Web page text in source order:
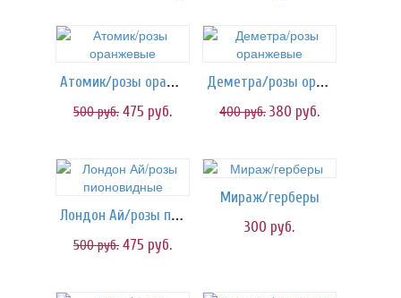
Атомик/розы оранжевые
500руб. 475 руб.
Деметра/розы оранжевые
400руб. 380 руб.
Лондон Ай/розы пионовидные
500руб. 475 руб.
Мираж/герберы
300 руб.